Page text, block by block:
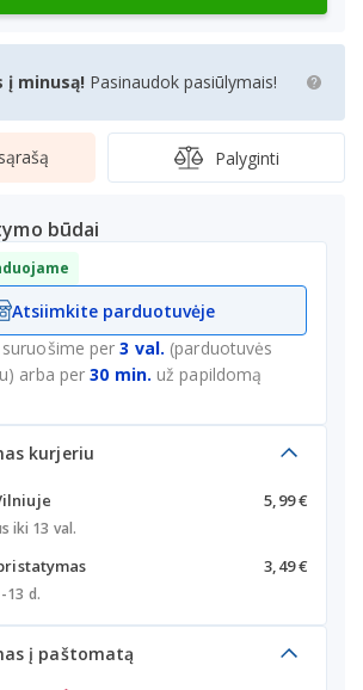
į minusą! Pasinaudok pasiūlymais!
Palyginti
būdai
Atsiimkite parduotuvėje
suruošime per3 val. (parduotuvės
arba per30 min. už papildomą
kurjeriu
5,99 €
iki 13 val.
3,49 €
13 d.
į paštomatą